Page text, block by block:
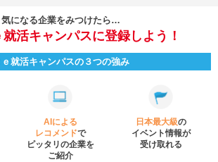
気になる企業をみつけたら…
就活キャンパスに登録しよう！
ｅ就活キャンパスの３つの強み
AIによる
レコメンドで
ピッタリの企業を
ご紹介
日本最大級の
イベント情報が
受け取れる